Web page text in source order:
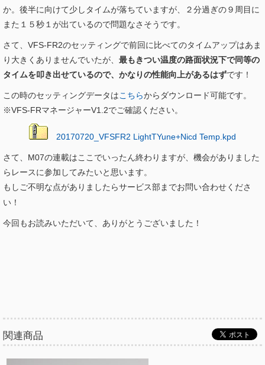
か。後半に向けて少しタイムが落ちていますが、２分過ぎの９周目に
また１５秒１が出ているので問題なさそうです。
さて、VFS-FR2のセッティングで前回に比べてのタイムアップはあま
り大きくありませんでいたが、 最もきつい温度の路面状況下で同等の
タイムを叩き出せているので、かなりの性能向上があるはずです！
この時のセッティングデータはこちらからダウンロード可能です。
※VFS-FRマネージャーV1.2でご確認ください。
20170720_VFSFR2 LightTYune+Nicd Temp.kpd
さて、M07の連載はここでいったん終わりますが、機会がありました
らレースに参加してみたいと思います。
もしご不明な点がありましたらサービス部までお問い合わせくださ
い！
今回もお読みいただいて、ありがとうございました！
関連商品